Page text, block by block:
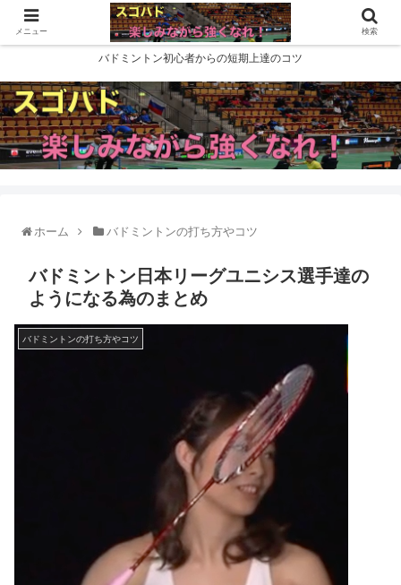
バドミントン初心者からの短期上達のコツ
ホーム バドミントンの打ち方やコツ
バドミントン日本リーグユニシス選手達の
ようになる為のまとめ
バドミントンの打ち方やコツ
メニュー 検索